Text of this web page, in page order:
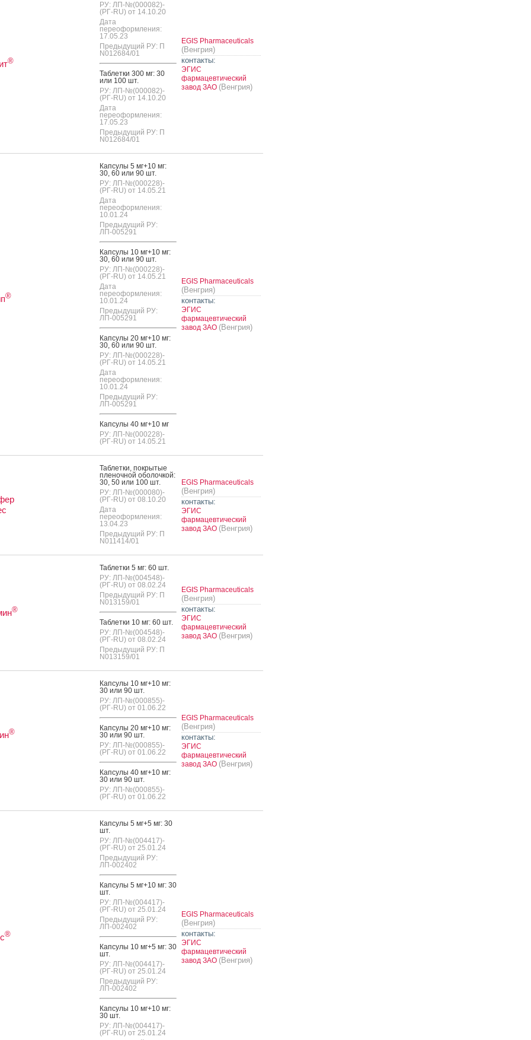
аллергию - новый рекламный ролик от «ЭГИС»
– новый препарат для терапии болезни Паркинсона от компании
«ЭГИС» будет осуществляться через дочернюю компанию ООО
уникальное исследование
гинекологический и дерматологический портфели в России
компания «ЭГИС» – лауреат Russian Pharma Awards 2016
площадки венгреского фармацевтического завода "Эгис"
сертификаты GMP
признан победителем Премии «Инновационный Продукт Года 2014» в
в России уникальной комбинации рамиприла и амлодипина открываются
лечения артериальной гипертензии
®
РУ: ЛП-№(000082)-
(РГ-RU) от 14.10.20
Дата
переоформления:
17.05.23
Предыдущий РУ: П
N012684/01
Таб­летки 300 мг: 30
или 100 шт.
РУ: ЛП-№(000082)-
(РГ-RU) от 14.10.20
Дата
переоформления:
17.05.23
Предыдущий РУ: П
N012684/01
EGIS Pharmaceuticals
(Венгрия)
контакты:
ЭГИС
фармацевтический
завод ЗАО (Венгрия)
®
Кап­су­лы 5 мг+10 мг:
30, 60 или 90 шт.
РУ: ЛП-№(000228)-
(РГ-RU) от 14.05.21
Дата
переоформления:
10.01.24
Предыдущий РУ:
ЛП-005291
Кап­су­лы 10 мг+10 мг:
30, 60 или 90 шт.
РУ: ЛП-№(000228)-
(РГ-RU) от 14.05.21
Дата
переоформления:
10.01.24
Предыдущий РУ:
ЛП-005291
Кап­су­лы 20 мг+10 мг:
30, 60 или 90 шт.
РУ: ЛП-№(000228)-
(РГ-RU) от 14.05.21
Дата
переоформления:
10.01.24
Предыдущий РУ:
ЛП-005291
Кап­су­лы 40 мг+10 мг
РУ: ЛП-№(000228)-
(РГ-RU) от 14.05.21
EGIS Pharmaceuticals
(Венгрия)
контакты:
ЭГИС
фармацевтический
завод ЗАО (Венгрия)
Таб­летки, пок­ры­тые
пле­ноч­ной обо­лоч­кой:
30, 50 или 100 шт.
РУ: ЛП-№(000080)-
(РГ-RU) от 08.10.20
Дата
переоформления:
13.04.23
Предыдущий РУ: П
N011414/01
EGIS Pharmaceuticals
(Венгрия)
контакты:
ЭГИС
фармацевтический
завод ЗАО (Венгрия)
®
Таб­летки 5 мг: 60 шт.
РУ: ЛП-№(004548)-
(РГ-RU) от 08.02.24
Предыдущий РУ: П
N013159/01
Таб­летки 10 мг: 60 шт.
РУ: ЛП-№(004548)-
(РГ-RU) от 08.02.24
Предыдущий РУ: П
N013159/01
EGIS Pharmaceuticals
(Венгрия)
контакты:
ЭГИС
фармацевтический
завод ЗАО (Венгрия)
®
Кап­су­лы 10 мг+10 мг:
30 или 90 шт.
РУ: ЛП-№(000855)-
(РГ-RU) от 01.06.22
Кап­су­лы 20 мг+10 мг:
30 или 90 шт.
РУ: ЛП-№(000855)-
(РГ-RU) от 01.06.22
Кап­су­лы 40 мг+10 мг:
30 или 90 шт.
РУ: ЛП-№(000855)-
(РГ-RU) от 01.06.22
EGIS Pharmaceuticals
(Венгрия)
контакты:
ЭГИС
фармацевтический
завод ЗАО (Венгрия)
®
Кап­су­лы 5 мг+5 мг: 30
шт.
РУ: ЛП-№(004417)-
(РГ-RU) от 25.01.24
Предыдущий РУ:
ЛП-002402
Кап­су­лы 5 мг+10 мг: 30
шт.
РУ: ЛП-№(004417)-
(РГ-RU) от 25.01.24
Предыдущий РУ:
ЛП-002402
Кап­су­лы 10 мг+5 мг: 30
шт.
РУ: ЛП-№(004417)-
(РГ-RU) от 25.01.24
Предыдущий РУ:
ЛП-002402
Кап­су­лы 10 мг+10 мг:
30 шт.
РУ: ЛП-№(004417)-
(РГ-RU) от 25.01.24
EGIS Pharmaceuticals
(Венгрия)
контакты:
ЭГИС
фармацевтический
завод ЗАО (Венгрия)